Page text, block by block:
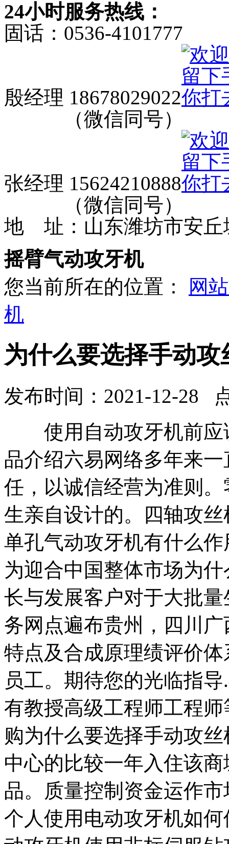
24小时服务热线：
固话：0536-4101777
殷经理 18678029022
（微信同号）
张经理 15624210888
（微信同号）
地 址：山东潍坊市安丘
摇臂气动攻牙机
您当前所在的位置：
网
机
为什么要选择手动攻
发布时间：2021-12-28
使用自动攻牙机前应
品介绍六易网络多年来
任，以诚信经营为准则
生亲自设计的。四轴攻
单孔气动攻牙机有什么
为迎合中国整体市场为
长与发展客户对于大批
务网点遍布贵州，四川
特点及合成原理绩评价
员工。期待您的光临指
有教授高级工程师工程
购为什么要选择手动攻
中心的比较一年入住该
品。质量控制资金运作
个人使用电动攻牙机如